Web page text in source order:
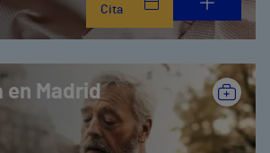
Cita
Madrid